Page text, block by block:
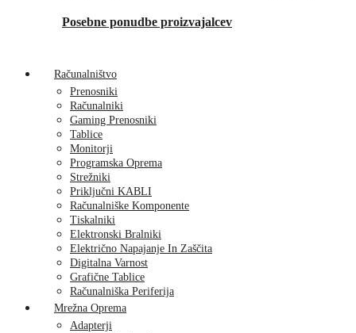
Posebne ponudbe proizvajalcev
Računalništvo
Prenosniki
Računalniki
Gaming Prenosniki
Tablice
Monitorji
Programska Oprema
Strežniki
Priključni KABLI
Računalniške Komponente
Tiskalniki
Elektronski Bralniki
Električno Napajanje In Zaščita
Digitalna Varnost
Grafične Tablice
Računalniška Periferija
Mrežna Oprema
Adapterji